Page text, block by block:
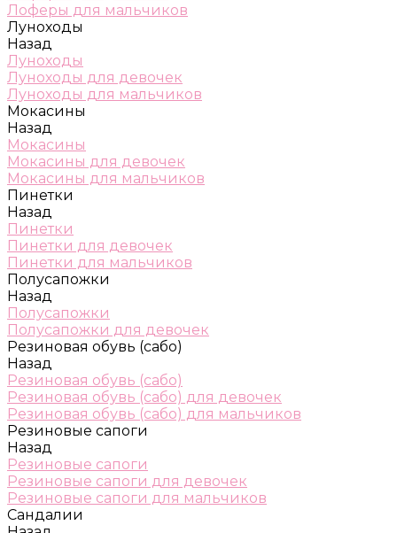
Лоферы для мальчиков
Луноходы
Назад
Луноходы
Луноходы для девочек
Луноходы для мальчиков
Мокасины
Назад
Мокасины
Мокасины для девочек
Мокасины для мальчиков
Пинетки
Назад
Пинетки
Пинетки для девочек
Пинетки для мальчиков
Полусапожки
Назад
Полусапожки
Полусапожки для девочек
Резиновая обувь (сабо)
Назад
Резиновая обувь (сабо)
Резиновая обувь (сабо) для девочек
Резиновая обувь (сабо) для мальчиков
Резиновые сапоги
Назад
Резиновые сапоги
Резиновые сапоги для девочек
Резиновые сапоги для мальчиков
Сандалии